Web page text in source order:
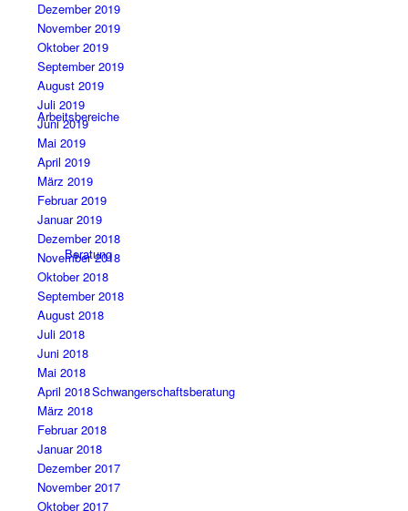
Arbeitsbereiche
Beratung
Schwangerschaftsberatung
Dezember 2019
November 2019
Oktober 2019
September 2019
August 2019
Juli 2019
Juni 2019
Mai 2019
April 2019
März 2019
Februar 2019
Januar 2019
Dezember 2018
November 2018
Oktober 2018
September 2018
August 2018
Juli 2018
Juni 2018
Mai 2018
April 2018
März 2018
Februar 2018
Januar 2018
Dezember 2017
November 2017
Oktober 2017